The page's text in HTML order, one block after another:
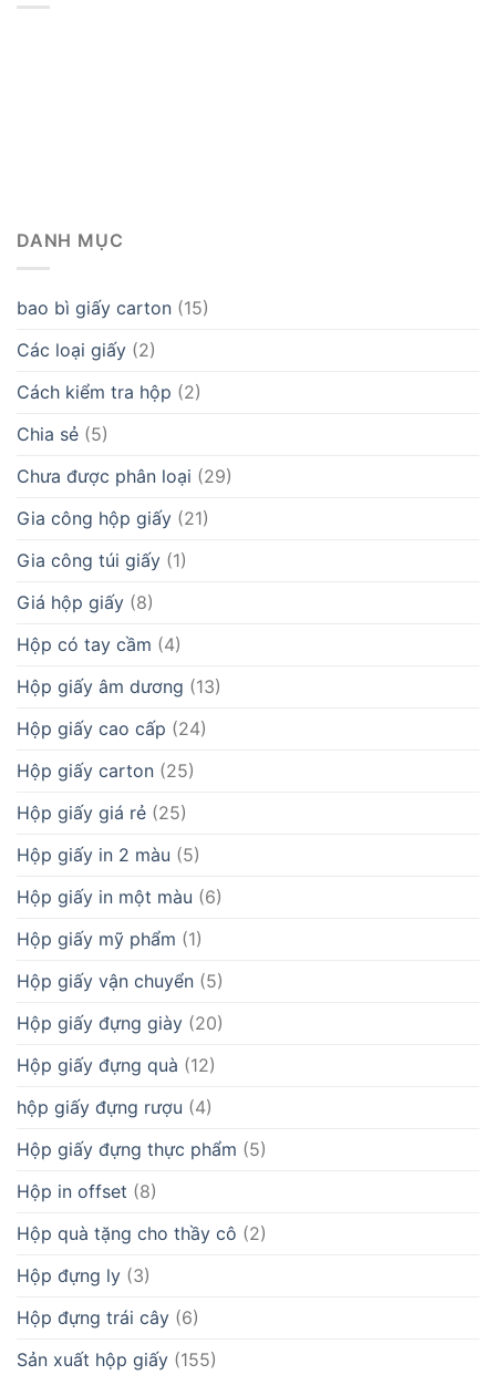
DANH MỤC
bao bì giấy carton (15)
Các loại giấy (2)
Cách kiểm tra hộp (2)
Chia sẻ (5)
Chưa được phân loại (29)
Gia công hộp giấy (21)
Gia công túi giấy (1)
Giá hộp giấy (8)
Hộp có tay cầm (4)
Hộp giấy âm dương (13)
Hộp giấy cao cấp (24)
Hộp giấy carton (25)
Hộp giấy giá rẻ (25)
Hộp giấy in 2 màu (5)
Hộp giấy in một màu (6)
Hộp giấy mỹ phẩm (1)
Hộp giấy vận chuyển (5)
Hộp giấy đựng giày (20)
Hộp giấy đựng quà (12)
hộp giấy đựng rượu (4)
Hộp giấy đựng thực phẩm (5)
Hộp in offset (8)
Hộp quà tặng cho thầy cô (2)
Hộp đựng ly (3)
Hộp đựng trái cây (6)
Sản xuất hộp giấy (155)